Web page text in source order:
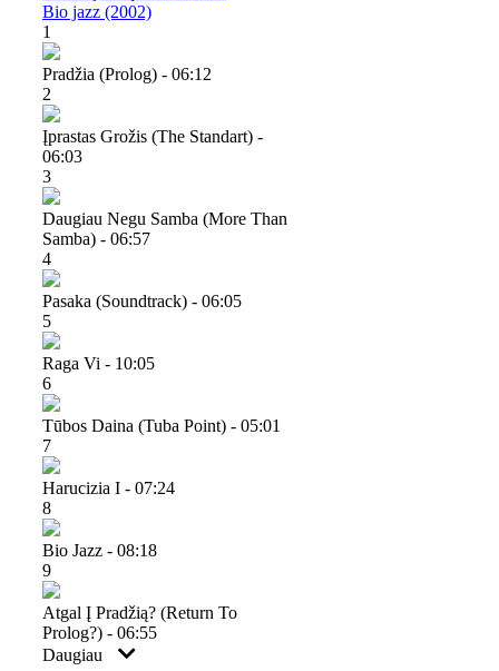
Bio jazz (2002)
1
Pradžia (prolog) - 06:12
2
Įprastas Grožis (the Standart) -
06:03
3
Daugiau Negu Samba (more Than
Samba) - 06:57
4
Pasaka (soundtrack) - 06:05
5
Raga Vi - 10:05
6
Tūbos Daina (tuba Point) - 05:01
7
Harucizia I - 07:24
8
Bio Jazz - 08:18
9
Atgal Į Pradžią? (return To
Prolog?) - 06:55
Daugiau